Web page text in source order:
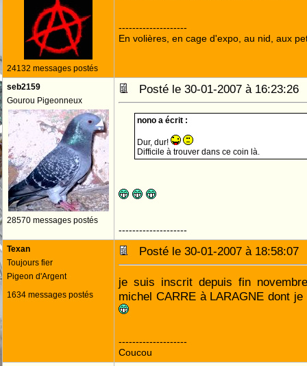
24132 messages postés
--------------------
En volières, en cage d'expo, au nid, aux
seb2159
Gourou Pigeonneux
28570 messages postés
Posté le 30-01-2007 à
nono a écrit :
Dur, dur!
Difficile à trouver dans ce coin là.
--------------------
Texan
Toujours fier
Pigeon d'Argent
1634 messages postés
Posté le 30-01-2007 à
je suis inscrit depuis fin
michel CARRE à LARAGNE dont
--------------------
Coucou